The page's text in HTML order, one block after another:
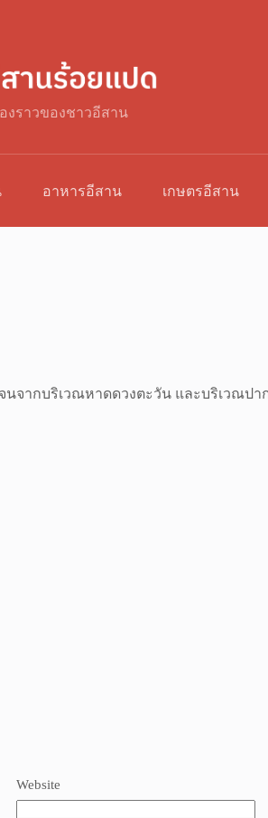
งราวของชาวอีสาน
อาหารอีสาน เกษตรอีสาน
นจากบริเวณหาดดวงตะวัน และบริเวณ
Website